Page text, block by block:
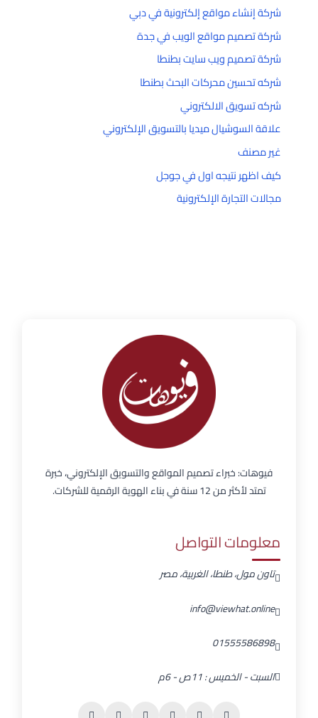
شركة إنشاء مواقع إلكترونية في دبي
شركة تصميم مواقع الويب في جدة
شركة تصميم ويب سايت بطنطا
شركه تحسين محركات البحث بطنطا
شركه تسويق الالكتروني
علاقة السوشيال ميديا بالتسويق الإلكتروني
غير مصنف
كيف اظهر نتيجه اول في جوجل
مجالات التجارة الإلكترونية
فيوهات: خبراء تصميم المواقع والتسويق الإلكتروني، خبرة
تمتد لأكثر من 12 سنة في بناء الهوية الرقمية للشركات.
معلومات التواصل
تاون مول، طنطا، الغربية، مصر
info@viewhat.online
01555586898
السبت - الخميس : 11ص - 6م